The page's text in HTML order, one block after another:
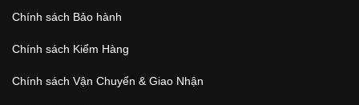
Chính sách Bảo hành
Chính sách Kiểm Hàng
Chính sách Vận Chuyển & Giao Nhận